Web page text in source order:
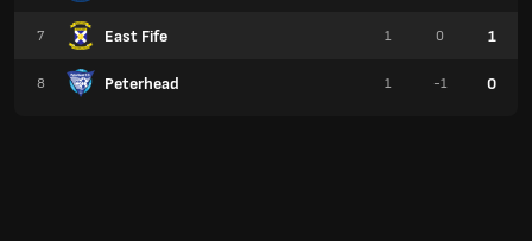
7 East Fife
8 Peterhead
1 0 1
1 -1 0